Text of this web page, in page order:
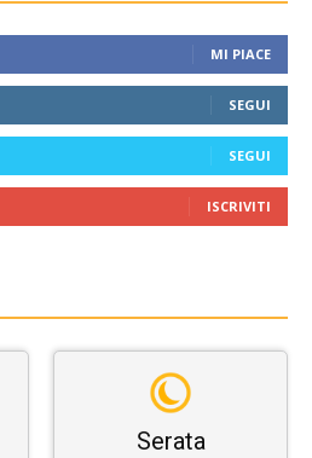
MI PIACE
SEGUI
SEGUI
ISCRIVITI
Serata